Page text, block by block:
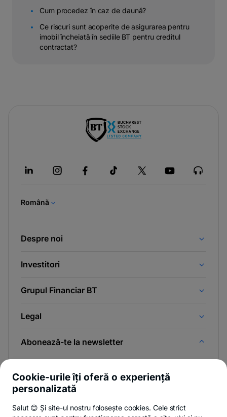
Cum procedez în caz de daună?
Ce riscuri sunt acoperite de asigurarea pentru
imobil încheiată în sediile BT pentru creditul
contractat?
a
Română
Despre noi
Investitori
Grupul Financiar BT
Legal
Abonează-te la newsletter
Poți renunța oricând,vezi detalii-
.
Cookie-urile îți oferă o experiență
personalizată
Salut 😊 Și site-ul nostru folosește cookies. Cele strict